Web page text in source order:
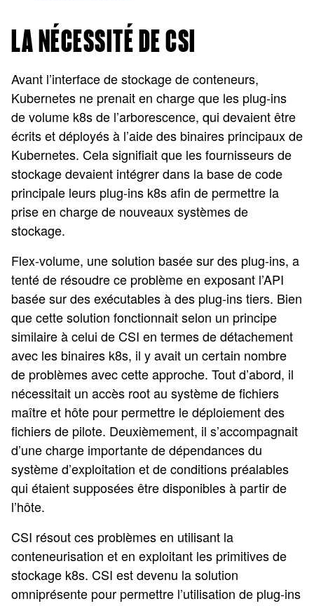
LA NÉCESSITÉ DE CSI
Avant l’interface de stockage de conteneurs,
Kubernetes ne prenait en charge que les plug-ins
de volume k8s de l’arborescence, qui devaient être
écrits et déployés à l’aide des binaires principaux de
Kubernetes. Cela signifiait que les fournisseurs de
stockage devaient intégrer dans la base de code
principale leurs plug-ins k8s afin de permettre la
prise en charge de nouveaux systèmes de
stockage.
Flex-volume, une solution basée sur des plug-ins, a
tenté de résoudre ce problème en exposant l’API
basée sur des exécutables à des plug-ins tiers. Bien
que cette solution fonctionnait selon un principe
similaire à celui de CSI en termes de détachement
avec les binaires k8s, il y avait un certain nombre
de problèmes avec cette approche. Tout d’abord, il
nécessitait un accès root au système de fichiers
maître et hôte pour permettre le déploiement des
fichiers de pilote. Deuxièmement, il s’accompagnait
d’une charge importante de dépendances du
système d’exploitation et de conditions préalables
qui étaient supposées être disponibles à partir de
l’hôte.
CSI résout ces problèmes en utilisant la
conteneurisation et en exploitant les primitives de
stockage k8s. CSI est devenu la solution
omniprésente pour permettre l’utilisation de plug-ins